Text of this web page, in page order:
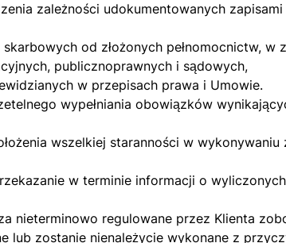
zależności udokumentowanych
od złożonych pełnomocnictw,
publicznoprawnych i sądowych,
w przepisach prawa i Umowie.
wypełniania obowiązków
wszelkiej staranności w
w terminie informacji o
nieterminowo regulowane przez Klienta
lub zostanie nienależycie wykonane z